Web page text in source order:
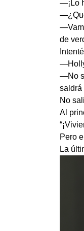
—¡Lo
de
—No
saldrá
No
Al
Pero
La